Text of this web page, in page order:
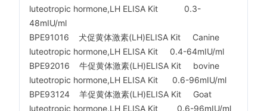
luteotropic hormone,LH ELISA Kit 0.3-
48mIU/ml
BPE91016 犬促黄体激素(LH)ELISA Kit Canine
luteotropic hormone,LH ELISA Kit 0.4-64mIU/ml
BPE92016 牛促黄体激素(LH)ELISA Kit bovine
luteotropic hormone,LH ELISA Kit 0.6-96mIU/ml
BPE93124 羊促黄体激素(LH)ELISA Kit Goat
luteotropic hormone,LH ELISA Kit 0.6-96mIU/ml